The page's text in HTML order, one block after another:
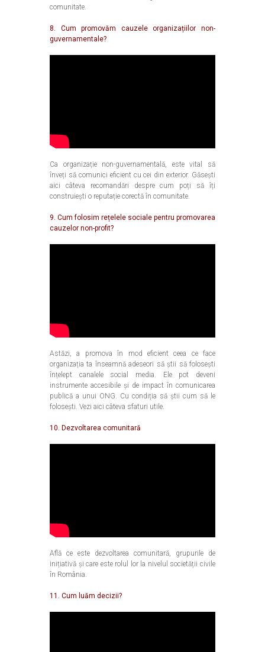
comunitate.
8. Cum promovăm cauzele organizațiilor non-
guvernamentale?
Ca organizație non-guvernamentală, este vital să
înveți să comunici eficient cu cei din exterior. Găsești
aici câteva recomandări despre cum poți să îți
construiești o reputație corectă în comunitate.
9. Cum folosim rețelele sociale pentru promovarea
cauzelor non-profit?
Astăzi, a promova în mod eficient ceea ce face
organizația ta înseamnă adeseori să știi să folosești
înțelept canalele social media. Ele pot deveni
instrumente accesibile și de impact în comunicarea
publică a unui ONG. Cu condiția să știi cum să le
folosești. Vezi aici câteva sfaturi utile.
10. Dezvoltarea comunitară
Află ce este dezvoltarea comunitară, grupurile de
inițiativă și care este rolul lor la nivelul societății civile
în România.
11. Cum luăm decizii?